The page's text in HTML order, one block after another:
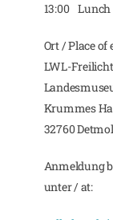
13:00 Lunch
Ort / Place of
LWL-
Krummes
32760
Anmeldung
unter / at: